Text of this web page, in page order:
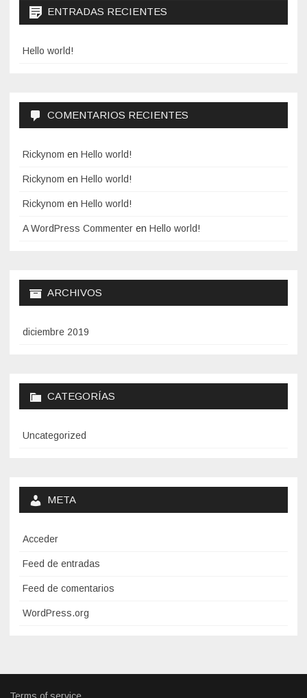
ENTRADAS RECIENTES
Hello world!
COMENTARIOS RECIENTES
Rickynom en Hello world!
Rickynom en Hello world!
Rickynom en Hello world!
A WordPress Commenter en Hello world!
ARCHIVOS
diciembre 2019
CATEGORÍAS
Uncategorized
META
Acceder
Feed de entradas
Feed de comentarios
WordPress.org